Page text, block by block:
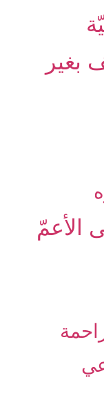
بغير
الأعمّ‏